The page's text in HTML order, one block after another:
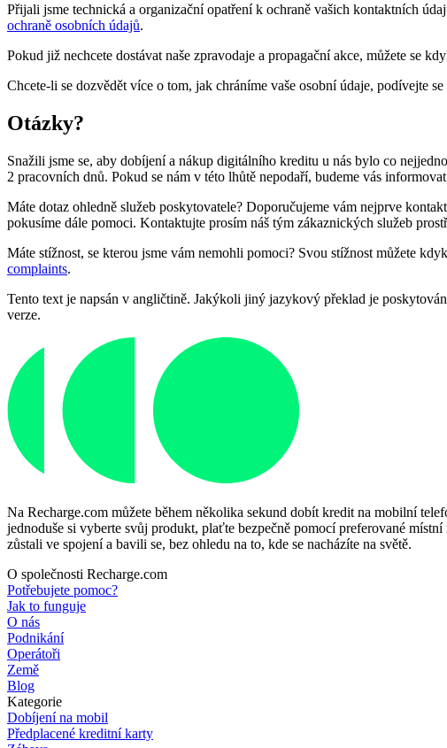
Přijali jsme technická a organizační opatření k ochraně vašich kontaktních
ochraně osobních údajů.
Pokud již nechcete dostávat naše zpravodaje a propagační akce, můžete se
Chcete-li se dozvědět více o tom, jak chráníme vaše osobní údaje, podívejte se
Otázky?
Snažili jsme se, aby dobíjení a nákup digitálního kreditu u nás bylo co
2 pracovních dnů. Pokud se nám v této lhůtě nepodaří, budeme vás
Máte dotaz ohledně služeb poskytovatele? Doporučujeme vám nejprve
pokusíme dále pomoci. Kontaktujte prosím náš tým zákaznických služeb
Máte stížnost, se kterou jsme vám nemohli pomoci? Svou stížnost můžete
complaints.
Tento text je napsán v angličtině. Jakýkoli jiný jazykový překlad je
verze.
Na Recharge.com můžete během několika sekund dobít kredit na mobilní
jednoduše si vyberte svůj produkt, plaťte bezpečně pomocí preferované
zůstali ve spojení a bavili se, bez ohledu na to, kde se nacházíte na světě.
O společnosti Recharge.com
Potřebujete pomoc?
Jak to funguje
O nás
Podnikání
Operátoři
Země
Blog
Kategorie
Dobíjení na mobil
Předplacené kreditní karty